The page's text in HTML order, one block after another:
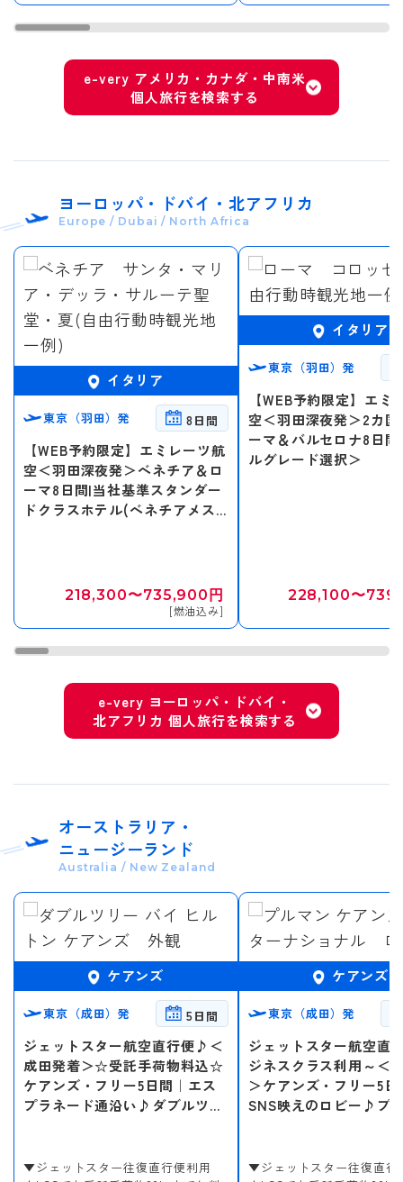
e-very アメリカ・カナダ・中南米
個人旅行を検索する
ヨーロッパ・ドバイ・北アフリカ
Europe / Dubai / North Africa
イタリア
東京（羽田）発 8日間
【WEB予約限定】エミレーツ航
空＜羽田深夜発＞ベネチア＆ロ
ーマ8日間|当社基準スタンダー
ドクラスホテル(ベネチアメス
218,300〜735,900円
[燃油込み]
イタリア
東京（羽田）発
【WEB予約限定】エミ
空＜羽田深夜発＞2カ
ーマ＆バルセロナ8日
ルグレード選択＞
228,100〜
e-very ヨーロッパ・ドバイ・
北アフリカ 個人旅行を検索する
オーストラリア・
ニュージーランド
Australia / New Zealand
ケアンズ
東京（成田）発 5日間
ジェットスター航空直行便♪＜
成田発着＞☆受託手荷物料込☆
ケアンズ・フリー5日間｜エス
プラネード通沿い♪ダブルツリ
▼ジェットスター往復直行便利用
ケアンズ
東京（成田）発
ジェットスター航空直
ジネスクラス利用～＜
＞ケアンズ・フリー5日
SNS映えのロビー♪プ
▼ジェットスター往復直行